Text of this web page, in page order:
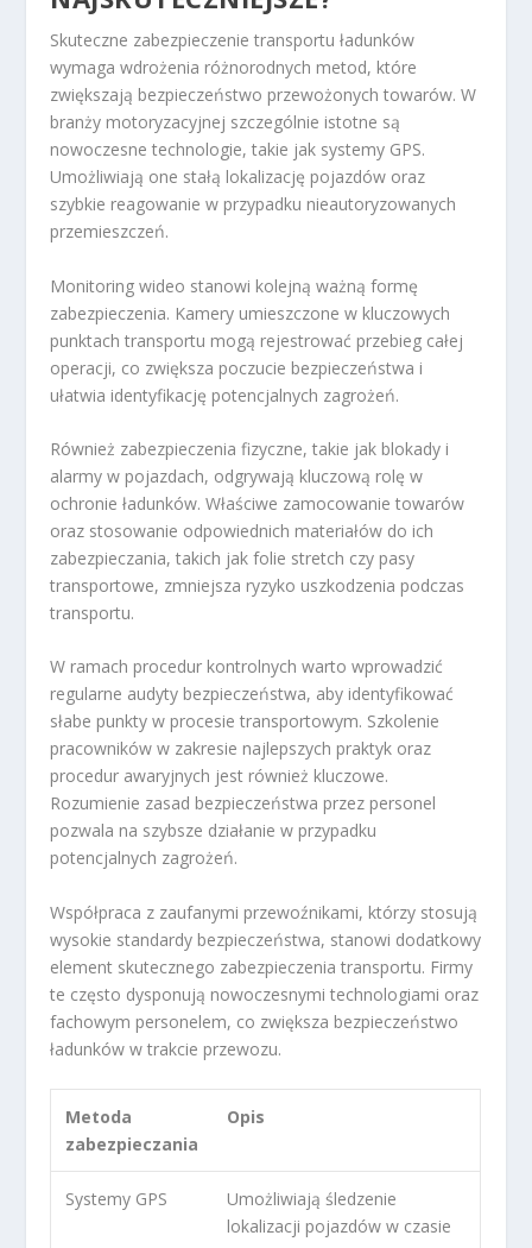
Skuteczne zabezpieczenie transportu ładunków
wymaga wdrożenia różnorodnych metod, które
zwiększają bezpieczeństwo przewożonych towarów. W
branży motoryzacyjnej szczególnie istotne są
nowoczesne technologie, takie jak systemy GPS.
Umożliwiają one stałą lokalizację pojazdów oraz
szybkie reagowanie w przypadku nieautoryzowanych
przemieszczeń.
Monitoring wideo stanowi kolejną ważną formę
zabezpieczenia. Kamery umieszczone w kluczowych
punktach transportu mogą rejestrować przebieg całej
operacji, co zwiększa poczucie bezpieczeństwa i
ułatwia identyfikację potencjalnych zagrożeń.
Również zabezpieczenia fizyczne, takie jak blokady i
alarmy w pojazdach, odgrywają kluczową rolę w
ochronie ładunków. Właściwe zamocowanie towarów
oraz stosowanie odpowiednich materiałów do ich
zabezpieczania, takich jak folie stretch czy pasy
transportowe, zmniejsza ryzyko uszkodzenia podczas
transportu.
W ramach procedur kontrolnych warto wprowadzić
regularne audyty bezpieczeństwa, aby identyfikować
słabe punkty w procesie transportowym. Szkolenie
pracowników w zakresie najlepszych praktyk oraz
procedur awaryjnych jest również kluczowe.
Rozumienie zasad bezpieczeństwa przez personel
pozwala na szybsze działanie w przypadku
potencjalnych zagrożeń.
Współpraca z zaufanymi przewoźnikami, którzy stosują
wysokie standardy bezpieczeństwa, stanowi dodatkowy
element skutecznego zabezpieczenia transportu. Firmy
te często dysponują nowoczesnymi technologiami oraz
fachowym personelem, co zwiększa bezpieczeństwo
ładunków w trakcie przewozu.
Metoda
zabezpieczania
Opis
Systemy GPS
Umożliwiają śledzenie
lokalizacji pojazdów w czasie